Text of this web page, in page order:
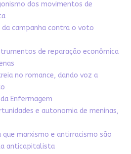
dos movimentos de
campanha contra o voto
de reparação econômica
no romance, dando voz a
Enfermagem
e autonomia de meninas,
marxismo e antirracismo são
anticapitalista